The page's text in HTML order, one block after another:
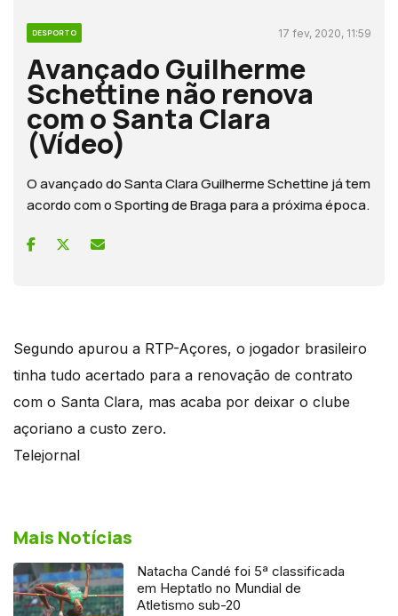
DESPORTO 17 fev, 2020, 11:59
Avançado Guilherme
Schettine não renova
com o Santa Clara
(Vídeo)
O avançado do Santa Clara Guilherme Schettine já tem
acordo com o Sporting de Braga para a próxima época.
Segundo apurou a RTP-Açores, o jogador brasileiro
tinha tudo acertado para a renovação de contrato
com o Santa Clara, mas acaba por deixar o clube
açoriano a custo zero.
Telejornal
Mais Notícias
Natacha Candé foi 5ª classificada
em Heptatlo no Mundial de
Atletismo sub-20